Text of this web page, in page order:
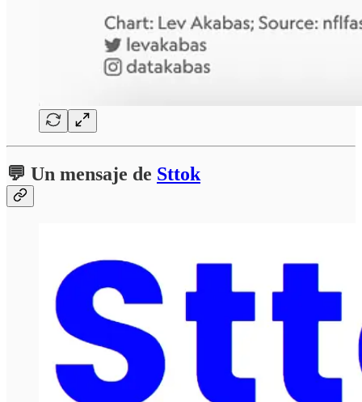
💬 Un mensaje de Sttok